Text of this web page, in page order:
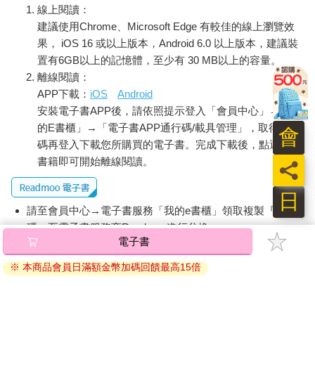
線上閱讀：
建議使用Chrome、Microsoft Edge 有較佳的線上瀏覽效
果， iOS 16 或以上版本，Android 6.0 以上版本，建議裝
置有6GB以上的記憶體，至少有 30 MB以上的容量。
離線閱讀：
APP下載： iOS
Android
安裝電子書APP後，請依照提示登入「會員中心」→「我
的E書櫃」→「電子書APP通行碼/載具管理」，取得通行
碼再登入下載您所購買的電子書。完成下載後，點選任一
書籍即可開始離線閱讀。
請至會員中心→電子書服務「我的e書櫃」領取複製『兌換
碼』至電子書服務商Readmoo進行兌換。
退換貨須知：
因版權保護，您在金石堂所購買的電子書僅能以金石堂專屬
電子書
※ 本商品會員日滿額金幣加碼回饋最高15倍
日
員
會